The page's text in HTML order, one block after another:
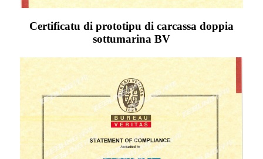
Certificatu di prototipu di carcassa doppia
sottumarina BV